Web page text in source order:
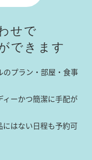
せで
できます
のプラン・部屋・食事
ーかつ簡潔に手配が
にはない日程も予約可